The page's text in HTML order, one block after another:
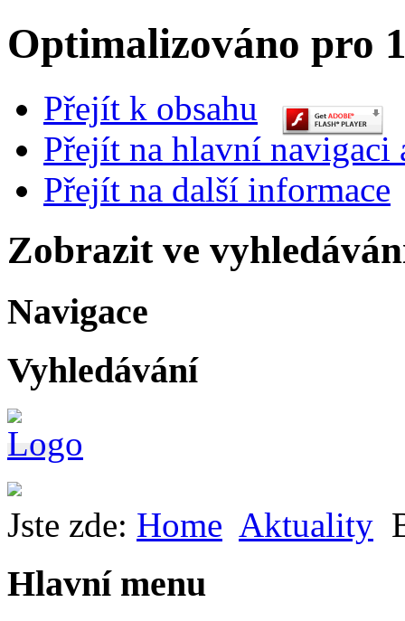
Optimalizováno pro
Přejít k obsahu
Přejít na hlavní navigaci
Přejít na další informace
Zobrazit ve
Navigace
Vyhledávání
Jste zde: Home Aktuality
Hlavní menu